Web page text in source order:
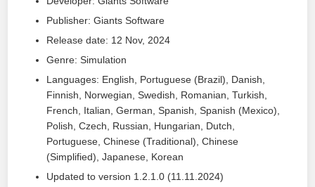
Publisher: Giants Software
Release date: 12 Nov, 2024
Genre: Simulation
Languages: English, Portuguese (Brazil), Danish,
Finnish, Norwegian, Swedish, Romanian, Turkish,
French, Italian, German, Spanish, Spanish (Mexico),
Polish, Czech, Russian, Hungarian, Dutch,
Portuguese, Chinese (Traditional), Chinese
(Simplified), Japanese, Korean
Updated to version 1.2.1.0 (11.11.2024)